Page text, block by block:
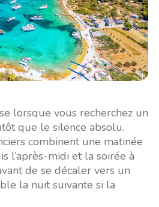
lorsque vous recherchez un
que le silence absolu.
combinent une matinée
l’après-midi et la soirée à
de se décaler vers un
la nuit suivante si la